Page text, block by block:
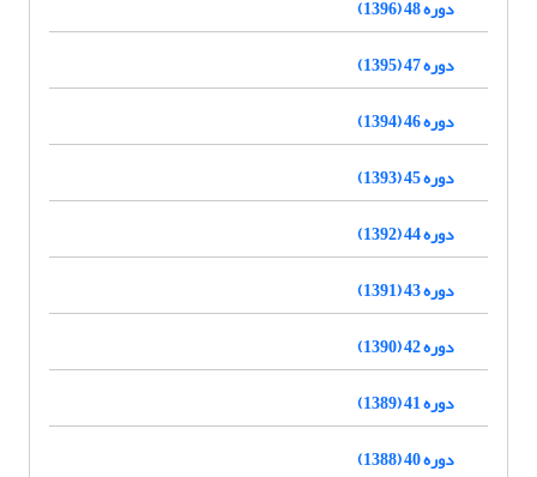
دوره 48 (1396)
دوره 47 (1395)
دوره 46 (1394)
دوره 45 (1393)
دوره 44 (1392)
دوره 43 (1391)
دوره 42 (1390)
دوره 41 (1389)
دوره 40 (1388)